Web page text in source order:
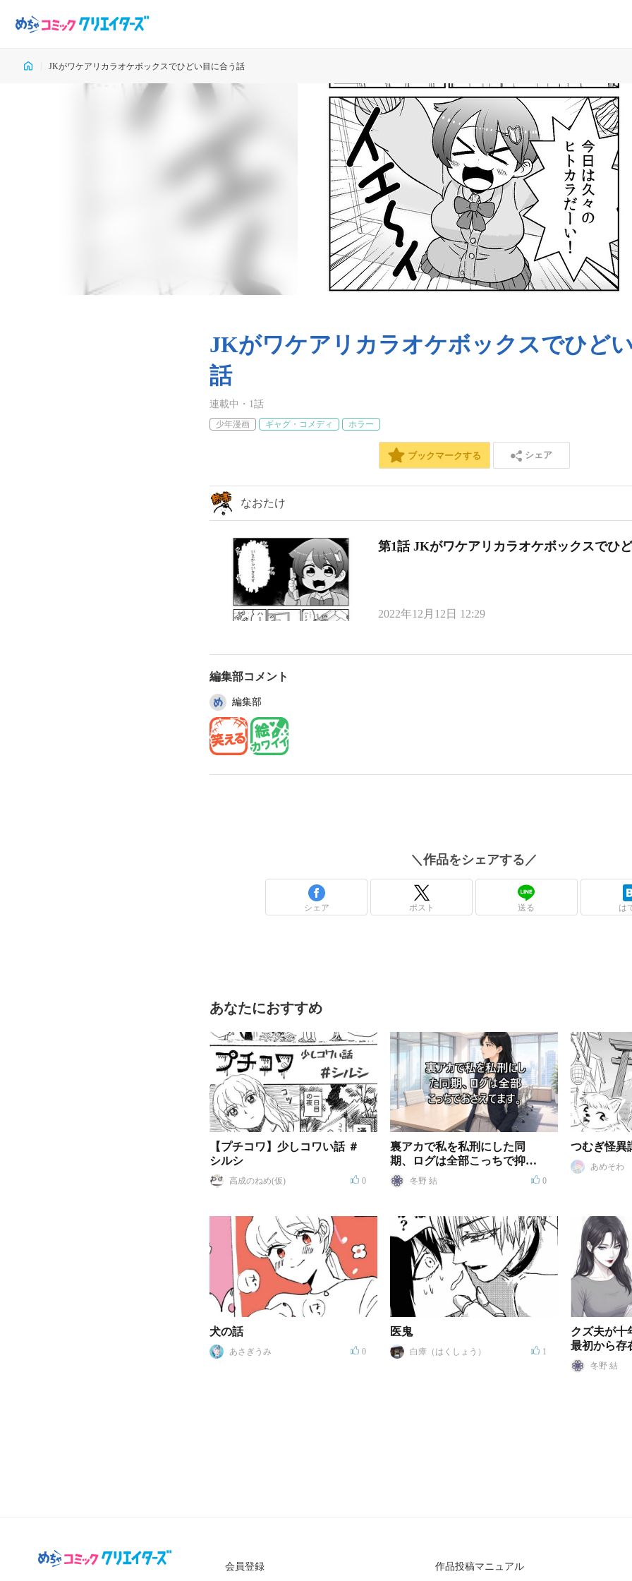
JKがワケアリカラオケボックスでひどい目に合う話
JKがワケアリカラオケボックスでひど
話
連載中 ・ 1話
少年漫画 ギャグ・コメディ ホラー
ブックマークする シェア
なおたけ
第1話 JKがワケアリカラオケボックスでひ
2022年12月12日 12:29
編集部コメント
編集部
＼ 作品をシェアする／
シェア ポスト 送る は
あなたにおすすめ
【プチコワ】少しコワい話 ＃
シルシ
高成のねめ(仮) 0
裏アカで私を私刑にした同
期、ログは全部こっちで抑え
てます冬野 結 0
つむぎ怪異
あめそわ
犬の話
あさぎうみ 0
医鬼
白瘴（はくしょう） 1
クズ夫が十
最初から存
ど？ 冬野 結
会員登録 作品投稿マニュアル